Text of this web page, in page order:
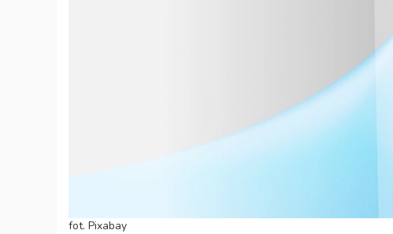
fot. Pixabay